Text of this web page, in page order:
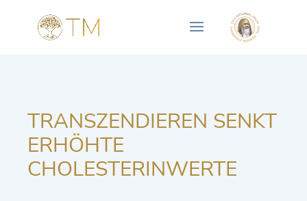
TRANSZENDIEREN SENKT
ERHÖHTE
CHOLESTERINWERTE